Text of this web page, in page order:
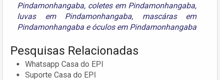
Pindamonhangaba, coletes em Pindamonhangaba,
luvas em Pindamonhangaba, mascáras em
Pindamonhangaba eóculos em Pindamonhangaba
Pesquisas Relacionadas
Whatsapp Casa do EPI
Suporte Casa do EPI